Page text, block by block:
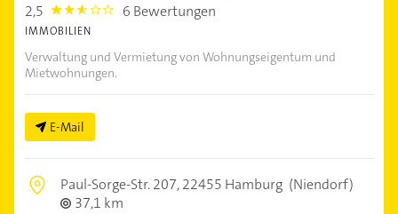
2,5 2.5 6 Bewertungen
IMMOBILIEN
Verwaltung und Vermietung von Wohnungseigentum und
Mietwohnungen.
E-Mail
Paul-Sorge-Str. 207,22455 Hamburg (Niendorf)
37,1 km